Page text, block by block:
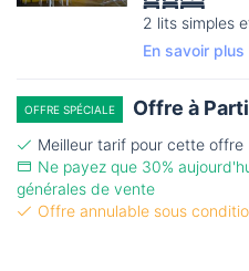
2 lits simples
En savoir plus
OFFRE SPÉCIALE Offre à
Meilleur tarif pour cette offre
Ne payez que 30%
générales de vente
Offre annulable sous